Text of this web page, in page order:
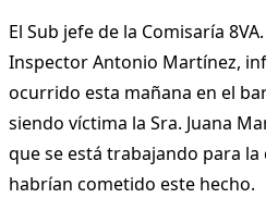
El Sub jefe de la Comisaría
Inspector Antonio Martínez,
ocurrido esta mañana en el
siendo víctima la Sra. Juana
que se está trabajando para
habrían cometido este hecho.